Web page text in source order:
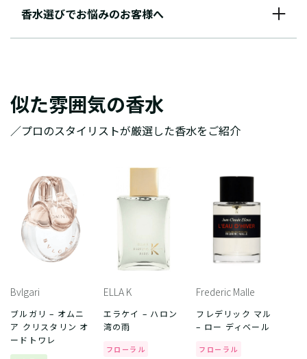
香水選びでお悩みのお客様へ
似た雰囲気の香水
／プロのスタイリストが厳選した香水をご紹介
Bvlgari
ブルガリ – オムニ
ア クリスタリン オ
ードトワレ
ELLA K
エラケイ – ハロン
湾の雨
フローラル
Frederic Malle
フレデリック マル
– ロー ディベール
フローラル